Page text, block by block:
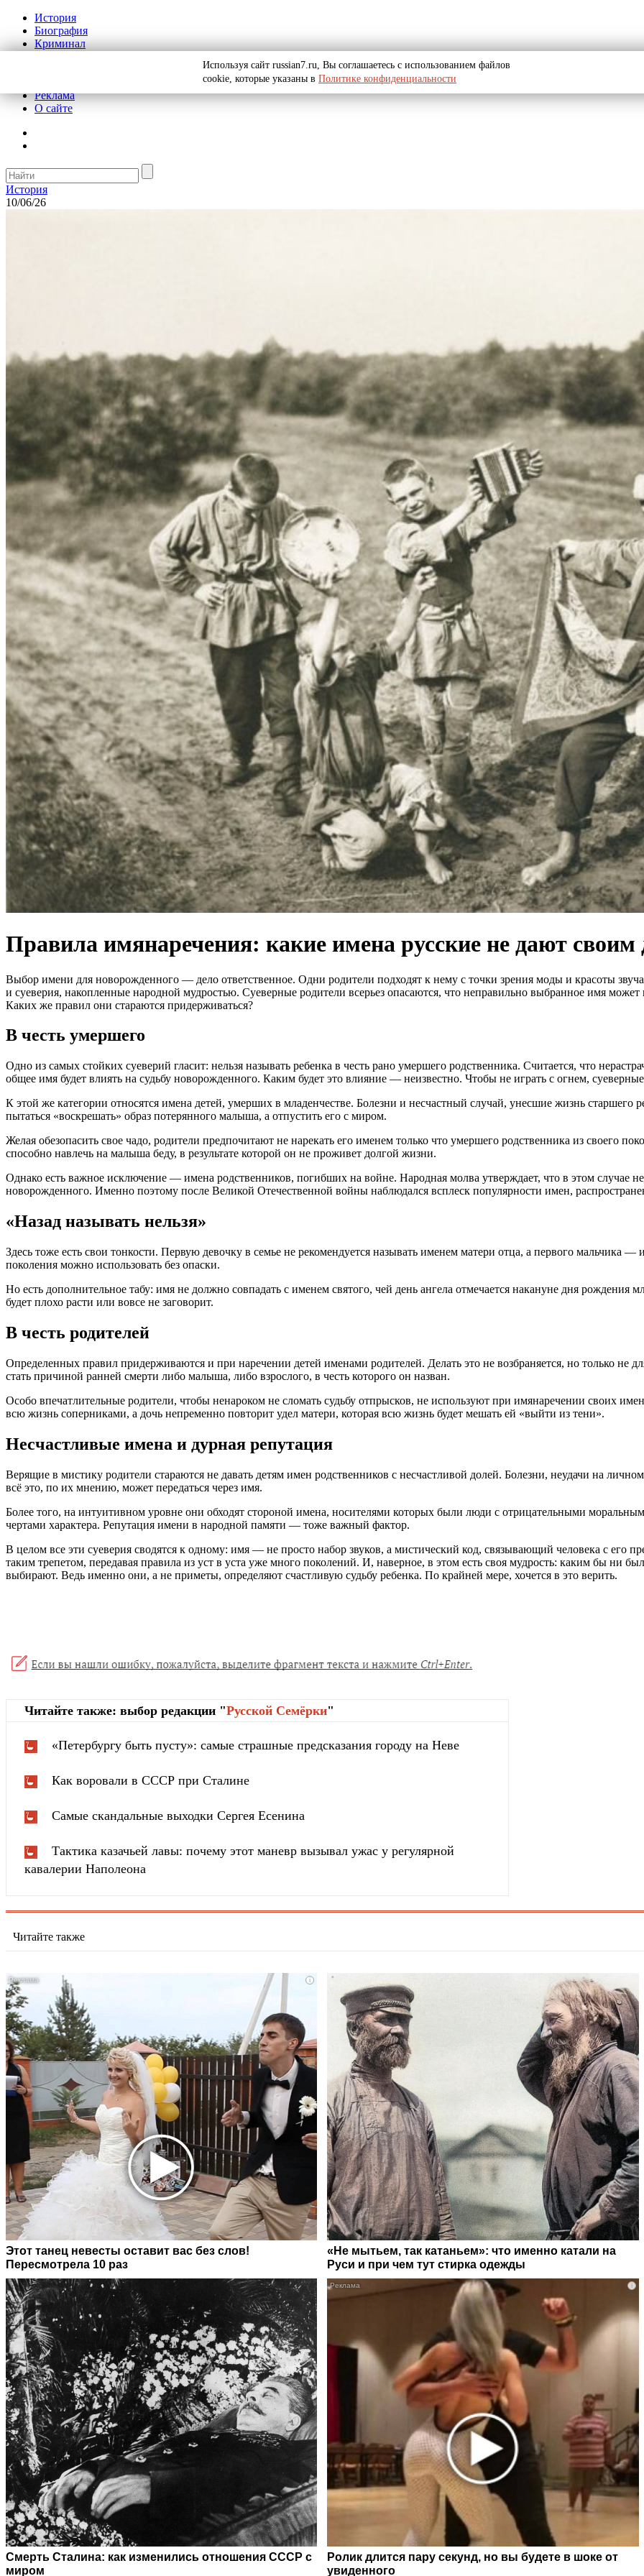
История
Биография
Криминал
Реклама
О сайте
История
10/06/26
Правила имянаречения: какие имена русские не дают своим
Выбор имени для новорожденного — дело ответственное. Одни родители подходят к нему с точки зрения моды и красоты
и суеверия, накопленные народной мудростью. Суеверные родители всерьез опасаются, что неправильно выбранное имя
Каких же правил они стараются придерживаться?
В честь умершего
Одно из самых стойких суеверий гласит: нельзя называть ребенка в честь рано умершего родственника. Считается, что
общее имя будет влиять на судьбу новорожденного. Каким будет это влияние — неизвестно. Чтобы не играть с огнем,
К этой же категории относятся имена детей, умерших в младенчестве. Болезни и несчастный случай, унесшие жизнь
пытаться «воскрешать» образ потерянного малыша, а отпустить его с миром.
Желая обезопасить свое чадо, родители предпочитают не нарекать его именем только что умершего родственника из своего
способно навлечь на малыша беду, в результате которой он не проживет долгой жизни.
Однако есть важное исключение — имена родственников, погибших на войне. Народная молва утверждает, что в этом случае
новорожденного. Именно поэтому после Великой Отечественной войны наблюдался всплеск популярности имен,
«Назад называть нельзя»
Здесь тоже есть свои тонкости. Первую девочку в семье не рекомендуется называть именем матери отца, а первого мальчика
поколения можно использовать без опаски.
Но есть дополнительное табу: имя не должно совпадать с именем святого, чей день ангела отмечается накануне дня рождения
будет плохо расти или вовсе не заговорит.
В честь родителей
Определенных правил придерживаются и при наречении детей именами родителей. Делать это не возбраняется, но только не
стать причиной ранней смерти либо малыша, либо взрослого, в честь которого он назван.
Особо впечатлительные родители, чтобы ненароком не сломать судьбу отпрысков, не используют при имянаречении своих
всю жизнь соперниками, а дочь непременно повторит удел матери, которая всю жизнь будет мешать ей «выйти из тени».
Несчастливые имена и дурная репутация
Верящие в мистику родители стараются не давать детям имен родственников с несчастливой долей. Болезни, неудачи на
всё это, по их мнению, может передаться через имя.
Более того, на интуитивном уровне они обходят стороной имена, носителями которых были люди с отрицательными
чертами характера. Репутация имени в народной памяти — тоже важный фактор.
В целом все эти суеверия сводятся к одному: имя — не просто набор звуков, а мистический код, связывающий человека с его
таким трепетом, передавая правила из уст в уста уже много поколений. И, наверное, в этом есть своя мудрость: каким бы ни
выбирают. Ведь именно они, а не приметы, определяют счастливую судьбу ребенка. По крайней мере, хочется в это верить.
Читайте также: выбор редакции "Русской Cемёрки"
«Петербургу быть пусту»: самые страшные предсказания городу на Неве
Как воровали в СССР при Сталине
Самые скандальные выходки Сергея Есенина
Тактика казачьей лавы: почему этот маневр вызывал ужас у регулярной
кавалерии Наполеона
Читайте также
i
Этот танец невесты оставит вас без слов!
Пересмотрела 10 раз
«Не мытьем, так катаньем»: что именно катали на
Руси и при чем тут стирка одежды
Смерть Сталина: как изменились отношения СССР с
миром
i
Ролик длится пару секунд, но вы будете в шоке от
увиденного
Используя сайт russian7.ru, Вы соглашаетесь с использованием файлов
cookie, которые указаны в Политике конфиденциальности